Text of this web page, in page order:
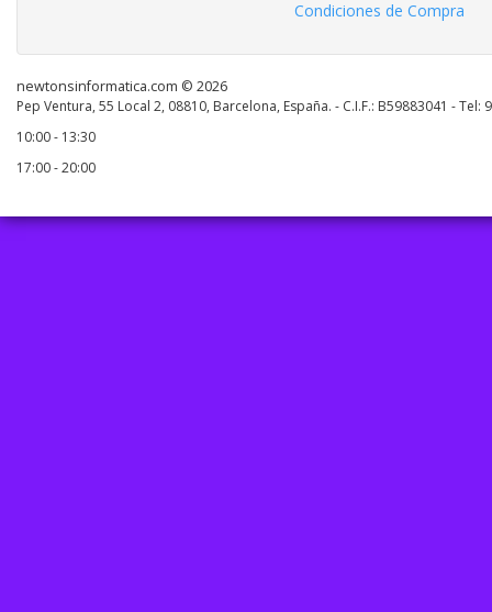
Condiciones de Compra
newtonsinformatica.com © 2026
Pep Ventura, 55 Local 2, 08810, Barcelona, España. - C.I.F.: B59883041 - Tel:
10:00 - 13:30
17:00 - 20:00